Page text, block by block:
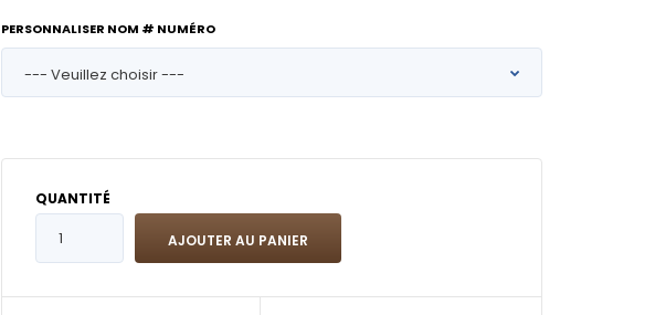
PERSONNALISER NOM # NUMÉRO
QUANTITÉ